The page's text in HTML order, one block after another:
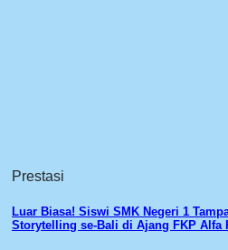
Prestasi
Luar Biasa! Siswi SMK Negeri 1
Storytelling se-Bali di Ajang FKP Alfa